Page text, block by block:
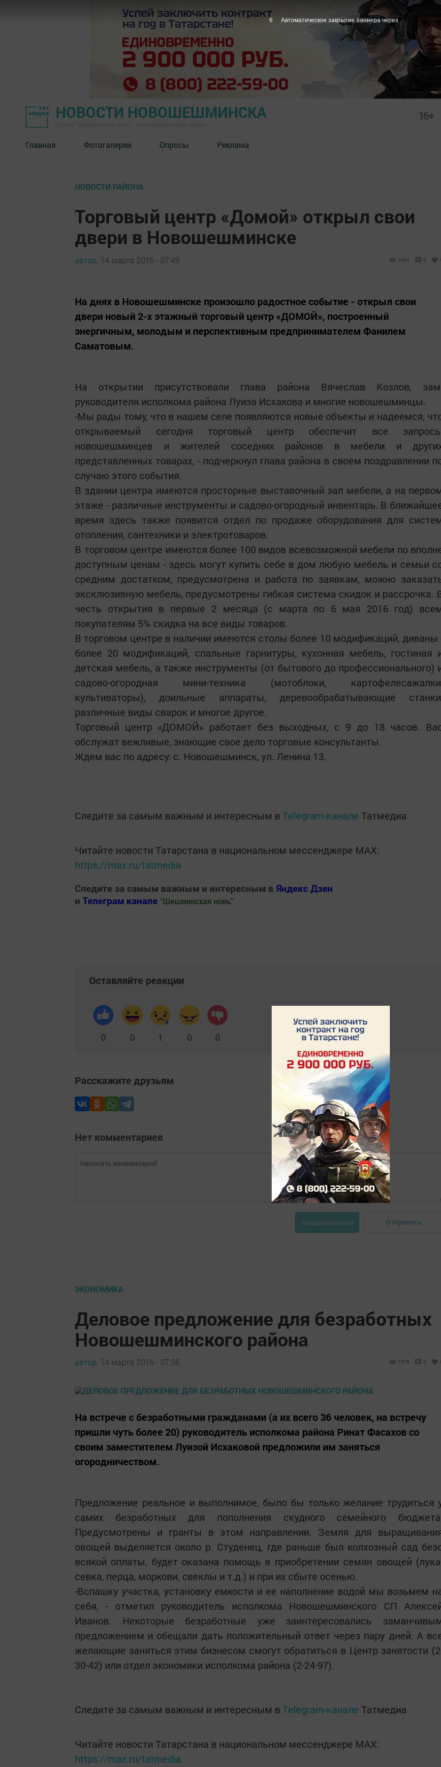
НОВОСТИ НОВОШЕШМИНСКА 16+
Главная Фотогалереи Опросы Реклама
НОВОСТИ РАЙОНА
Торговый центр «Домой» открыл свои
двери в Новошешминске
автор, 14 марта 2016 - 07:49 2464 0
На днях в Новошешминске произошло радостное событие - открыл свои
двери новый 2-х этажный торговый центр «ДОМОЙ», построенный
энергичным, молодым и перспективным предпринимателем Фанилем
Саматовым.
На открытии присутствовали глава района Вячеслав Козлов,
руководителя исполкома района Луиза Исхакова и многие новошешминцы.
-Мы рады тому, что в нашем селе появляются новые объекты и надеемся,
открываемый сегодня торговый центр обеспечит все
новошешминцев и жителей соседних районов в мебели и
представленных товарах, - подчеркнул глава района в своем поздравлении
случаю этого события.
В здании центра имеются просторные выставочный зал мебели, а на
этаже - различные инструменты и садово-огородный инвентарь. В
время здесь также появится отдел по продаже оборудования для
отопления, сантехники и электротоваров.
В торговом центре имеются более 100 видов всевозможной мебели по
доступным ценам - здесь могут купить себе в дом любую мебель и семьи
средним достатком, предусмотрена и работа по заявкам, можно
эксклюзивную мебель, предусмотрены гибкая система скидок и рассрочка.
честь открытия в первые 2 месяца (с марта по 6 мая 2016 год)
покупателям 5% скидка на все виды товаров.
В торговом центре в наличии имеются столы более 10 модификаций, диваны
более 20 модификаций, спальные гарнитуры, кухонная мебель, гостиная
детская мебель, а также инструменты (от бытового до профессионального)
садово-огородная мини-техника (мотоблоки,
культиваторы), доильные аппараты, деревообрабатывающие
различные виды сварок и многое другое.
Торговый центр «ДОМОЙ» работает без выходных, с 9 до 18 часов.
обслужат вежливые, знающие свое дело торговые консультанты.
Ждем вас по адресу: с. Новошешминск, ул. Ленина 13.
Следите за самым важным и интересным в Telegram-канале Татмедиа
Читайте новости Татарстана в национальном мессенджере MАХ:
https://max.ru/tatmedia
Следите за самым важным и интересным в Яндекс Дзен
и Телеграм канале " Шешминская новь"
Оставляйте реакции
0 0 1 0 0
Расскажите друзьям
Нет комментариев
Авторизоваться Отправить
ЭКОНОМИКА
Деловое предложение для безработных
Новошешминского района
автор, 14 марта 2016 - 07:36 1376 0
На встрече с безработными гражданами (а их всего 36 человек, на встречу
пришли чуть более 20) руководитель исполкома района Ринат Фасахов со
своим заместителем Луизой Исхаковой предложили им заняться
огородничеством.
Предложение реальное и выполнимое, было бы только желание трудиться
самих безработных для пополнения скудного семейного
Предусмотрены и гранты в этом направлении. Земля для
овощей выделяется около р. Студенец, где раньше был колхозный сад
всякой оплаты, будет оказана помощь в приобретении семян овощей
севка, перца, моркови, свеклы и т.д.) и при их сбыте осенью.
-Вспашку участка, установку емкости и ее наполнение водой мы возьмем
себя, - отметил руководитель исполкома Новошешминского СП
Иванов. Некоторые безработные уже заинтересовались
предложением и обещали дать положительный ответ через пару дней. А
желающие заняться этим бизнесом смогут обратиться в Центр занятости
30-42) или отдел экономики исполкома района (2-24-97).
Следите за самым важным и интересным в Telegram-канале Татмедиа
Читайте новости Татарстана в национальном мессенджере MАХ:
https://max.ru/tatmedia
5 Автоматическое закрытие баннера через